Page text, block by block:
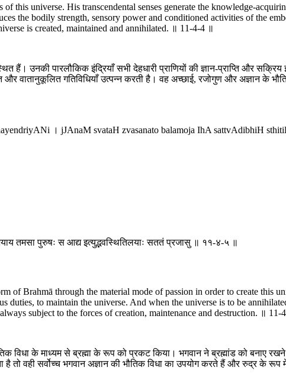
this universe. His transcendental senses generate the knowledge-
the bodily strength, sensory power and conditioned activities of the
is created, maintained and annihilated. ॥ 11-4-4 ॥
हैं। उनकी पारलौकिक इंद्रियाँ सभी देहधारी प्राणियों की ज्ञान-प्राप्ति और
वातानुकूलित गतिविधियाँ उत्पन्न करती है। वह अच्छाई, रजोगुण और अज्ञान के
। jJAnaM svataH zvasanato balamoja IhA sattvAdibhiH
तमसा पुरुषः स आद्य इत्युद्भवस्थितिलयाः सततं प्रजासु ॥ ११-४-५ ॥
of Brahmā through the material mode of passion in order to create this
duties, to maintain the universe. And when the universe is to be
subject to the forces of creation, maintenance and destruction. ॥ 11-
विधा के माध्यम से ब्रह्मा के रूप को प्रकट किया। भगवान ने ब्रह्मांड को बनाए
है तो वही सर्वोच्च भगवान अज्ञान की भौतिक विधा का उपयोग करते हैं और रुद्र